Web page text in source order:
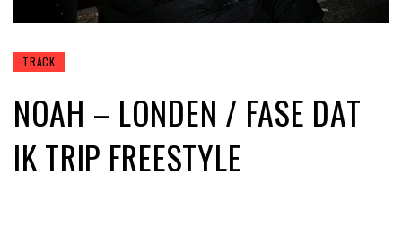
TRACK
NOAH – LONDEN / FASE DAT
IK TRIP FREESTYLE